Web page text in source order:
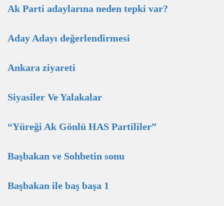
Ak Parti adaylarına neden tepki var?
Aday Adayı değerlendirmesi
Ankara ziyareti
Siyasiler Ve Yalakalar
“Yüreği Ak Gönlü HAS Partililer”
Başbakan ve Sohbetin sonu
Başbakan ile baş başa 1